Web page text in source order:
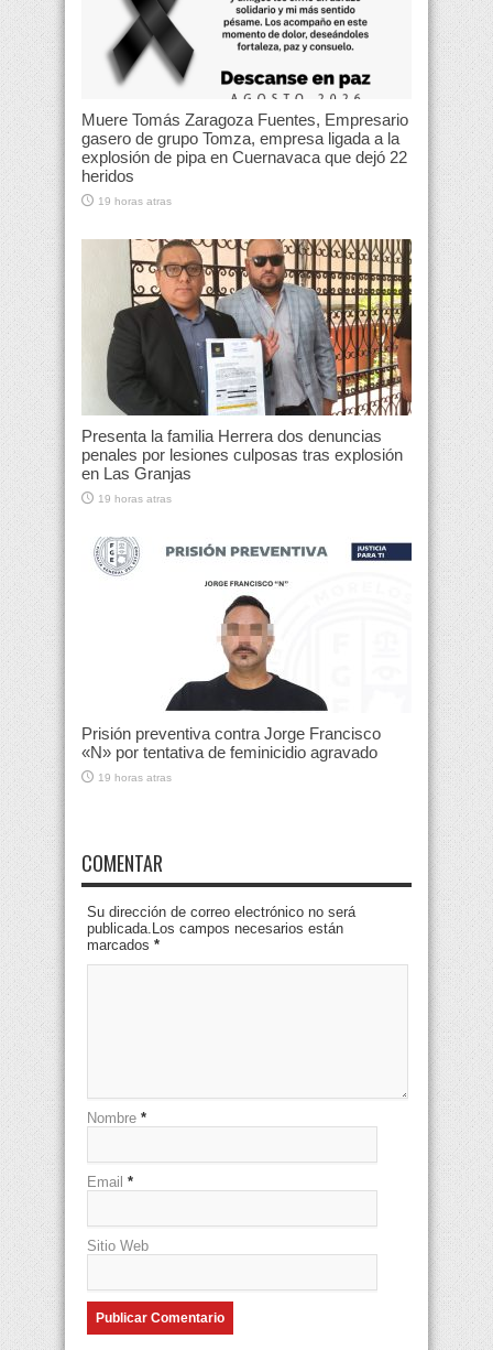
Muere Tomás Zaragoza Fuentes, Empresario
gasero de grupo Tomza, empresa ligada a la
explosión de pipa en Cuernavaca que dejó 22
heridos
19 horas atras
Presenta la familia Herrera dos denuncias
penales por lesiones culposas tras explosión
en Las Granjas
19 horas atras
Prisión preventiva contra Jorge Francisco
«N» por tentativa de feminicidio agravado
19 horas atras
COMENTAR
Su dirección de correo electrónico no será
publicada.Los campos necesarios están
marcados *
Nombre *
Email *
Sitio Web